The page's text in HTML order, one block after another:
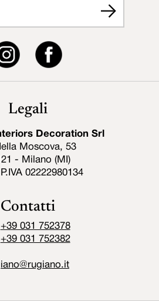
Legali
Decoration Srl
Moscova, 53
- Milano (MI)
02222980134
Contatti
+39 031 752378
+39 031 752382